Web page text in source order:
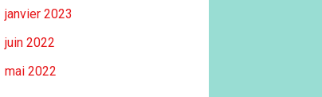
janvier 2023
juin 2022
mai 2022